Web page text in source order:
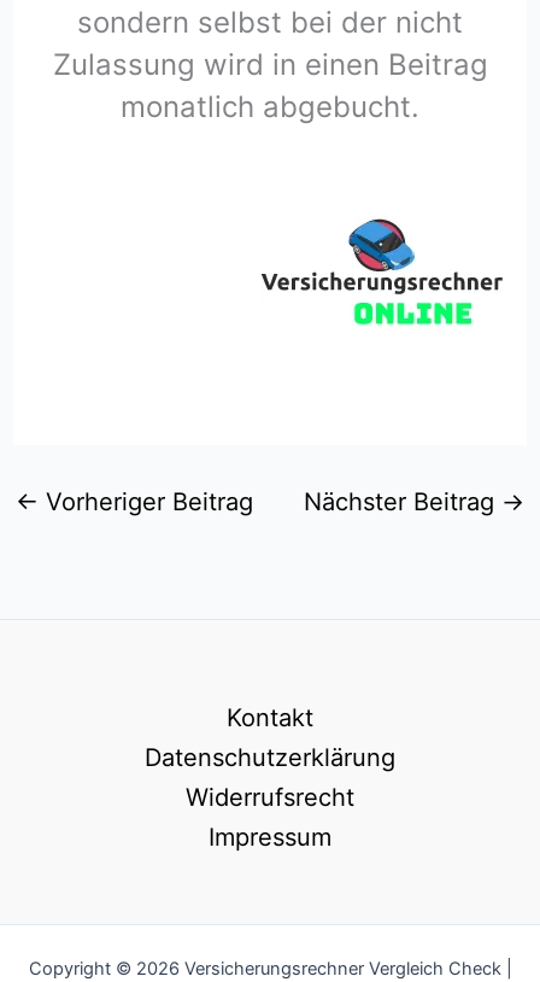
sondern selbst bei der nicht
Zulassung wird in einen Beitrag
monatlich abgebucht.
← Vorheriger Beitrag Nächster Beitrag →
Kontakt
Datenschutzerklärung
Widerrufsrecht
Impressum
Copyright © 2026 Versicherungsrechner Vergleich Check |